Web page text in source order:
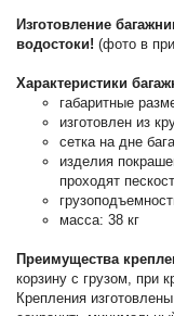
Изготовление
водостоки!(фото в
Характеристики
габаритные
изготовлен из
сетка на дне
изделия
проходят
масса: 38 кг
Преимущества
корзину с грузом, при
Крепления